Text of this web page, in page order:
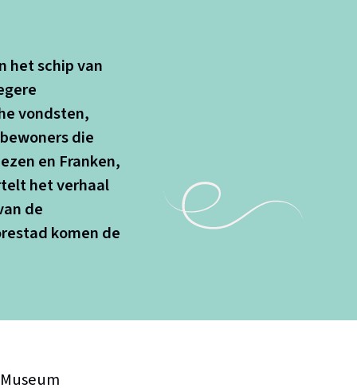
het schip van
vondsten,
die
en Franken,
het verhaal
de
komen de